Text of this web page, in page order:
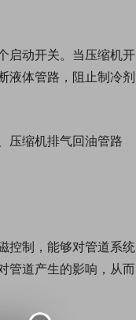
启动开关。当压缩机开
液体管路，阻止制冷剂
压缩机排气回油管路
控制，能够对管道系统
管道产生的影响，从而